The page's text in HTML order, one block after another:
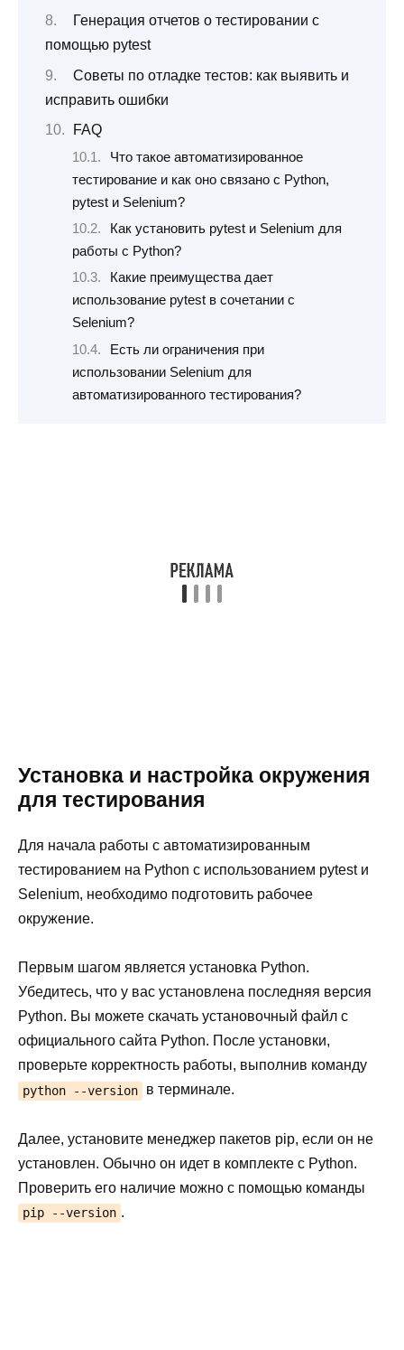
Генерация отчетов о тестировании с
помощью pytest
Советы по отладке тестов: как выявить и
исправить ошибки
FAQ
Что такое автоматизированное
тестирование и как оно связано с Python,
pytest и Selenium?
Как установить pytest и Selenium для
работы с Python?
Какие преимущества дает
использование pytest в сочетании с
Selenium?
Есть ли ограничения при
использовании Selenium для
автоматизированного тестирования?
Установка и настройка окружения
для тестирования
Для начала работы с автоматизированным
тестированием на Python с использованием pytest и
Selenium, необходимо подготовить рабочее
окружение.
Первым шагом является установка Python.
Убедитесь, что у вас установлена последняя версия
Python. Вы можете скачать установочный файл с
официального сайта Python. После установки,
проверьте корректность работы, выполнив команду
python --version в терминале.
Далее, установите менеджер пакетов pip, если он не
установлен. Обычно он идет в комплекте с Python.
Проверить его наличие можно с помощью команды
pip --version .